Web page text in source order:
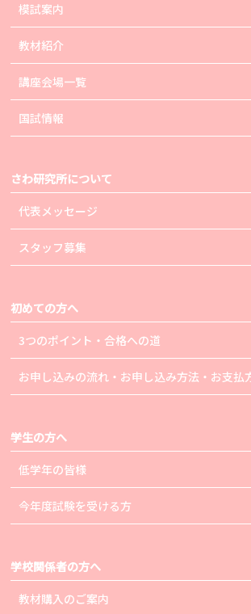
模試案内
教材紹介
講座会場一覧
国試情報
さわ研究所について
代表メッセージ
スタッフ募集
初めての方へ
3つのポイント・合格への道
お申し込みの流れ・お申し込み方法・お支払
学生の方へ
低学年の皆様
今年度試験を受ける方
学校関係者の方へ
教材購入のご案内